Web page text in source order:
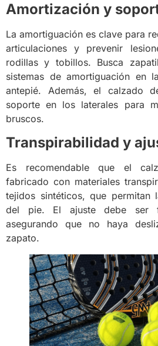
Amortización y
La amortiguación es clave para
articulaciones y prevenir
rodillas y tobillos. Busca
sistemas de amortiguación en
antepié. Además, el calzado
soporte en los laterales para
bruscos.
Transpirabilidad y
Es recomendable que el
fabricado con materiales
tejidos sintéticos, que permitan
del pie. El ajuste debe ser
asegurando que no haya
zapato.